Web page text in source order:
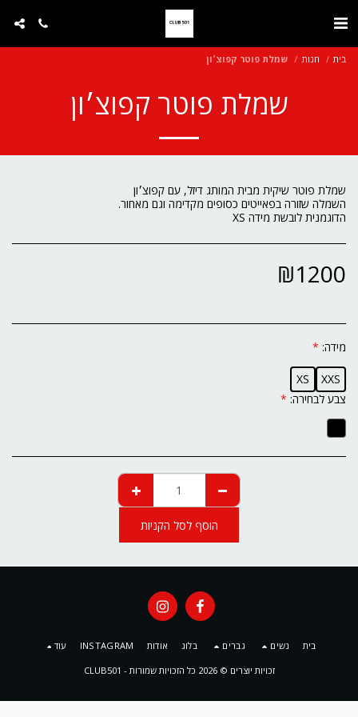
בית חנות שמלת פוטר קפוצ׳ון
שמלת פוטר קפוצ׳ון
הדוגמנית לובשת מידה XS
₪1200
מידה: *
XXS
XS
צבע לבחירה: *
הוסף לסל הקניות
בית נשים גברים בלוג אודות INSTAGRAM עוד
זכויות יוצרים © 2026 כל הזכויות שמורות - CLUB501